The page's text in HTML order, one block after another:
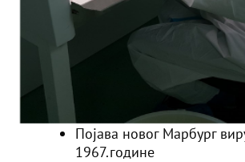
Појава новог Марбург
1967.године